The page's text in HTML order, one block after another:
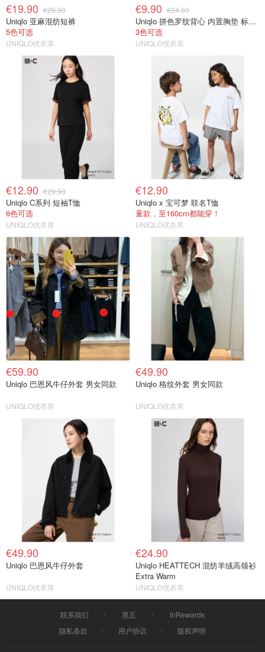
€19.90 €29.90
Uniqlo 亚麻混纺短裤
5色可选
UNIQLO优衣库
€9.90 €24.90
Uniqlo 拼色罗纹背心 内置胸垫 标准款
3色可选
UNIQLO优衣库
€12.90 €29.90
Uniqlo C系列 短袖T恤
6色可选
UNIQLO优衣库
€12.90
Uniqlo x 宝可梦 联名T恤
童款，至160cm都能穿！
UNIQLO优衣库
€59.90
Uniqlo 巴恩风牛仔外套 男女同款
UNIQLO优衣库
€49.90
Uniqlo 格纹外套 男女同款
UNIQLO优衣库
€49.90
Uniqlo 巴恩风牛仔外套
UNIQLO优衣库
€24.90
Uniqlo HEATTECH 混纺羊绒高领衫
Extra Warm
UNIQLO优衣库
联系我们 黑五
InRewards
隐私条款
用户协议 版权声明